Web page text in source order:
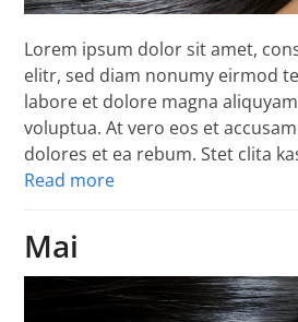
Lorem ipsum dolor sit amet,
elitr, sed diam nonumy eirmod
labore et dolore magna
voluptua. At vero eos et
dolores et ea rebum. Stet clita
Read more
Mai